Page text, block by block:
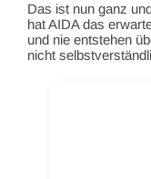
Das ist nun ganz
hat AIDA das
und nie entstehen
nicht